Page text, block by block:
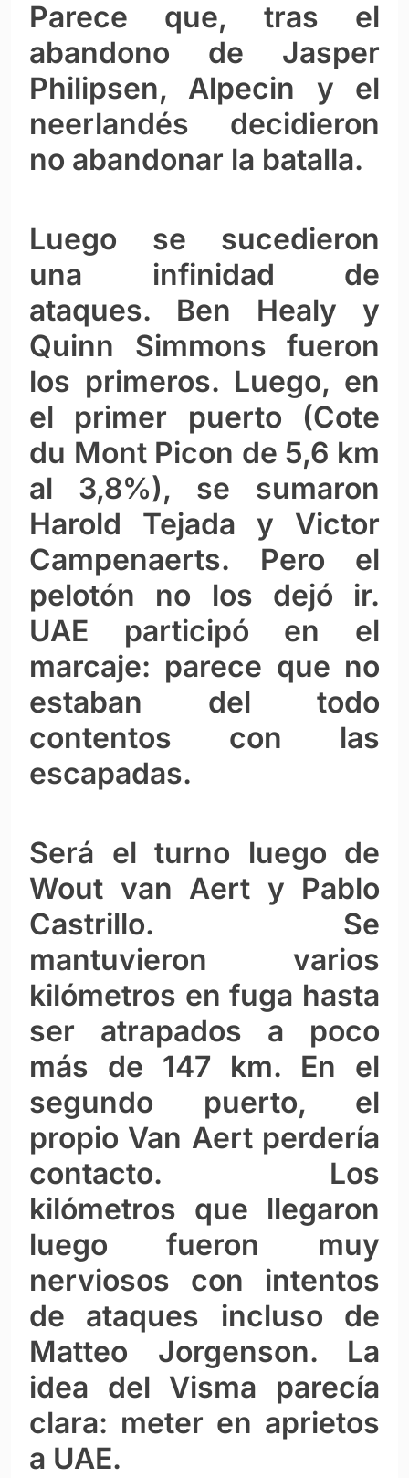
Parece que, tras el
abandono de Jasper
Philipsen, Alpecin y el
neerlandés decidieron
no abandonar la batalla.
Luego se sucedieron
una infinidad de
ataques. Ben Healy y
Quinn Simmons fueron
los primeros. Luego, en
el primer puerto (Cote
du Mont Picon de 5,6 km
al 3,8%), se sumaron
Harold Tejada y Victor
Campenaerts. Pero el
pelotón no los dejó ir.
UAE participó en el
marcaje: parece que no
estaban del todo
contentos con las
escapadas.
Será el turno luego de
Wout van Aert y Pablo
Castrillo. Se
mantuvieron varios
kilómetros en fuga hasta
ser atrapados a poco
más de 147 km. En el
segundo puerto, el
propio Van Aert perdería
contacto. Los
kilómetros que llegaron
luego fueron muy
nerviosos con intentos
de ataques incluso de
Matteo Jorgenson. La
idea del Visma parecía
clara: meter en aprietos
a UAE.